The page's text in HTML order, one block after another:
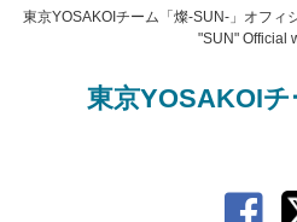
東京YOSAKOIチーム「燦-SUN-」オフィ
"SUN" Official
東京YOSAKOI